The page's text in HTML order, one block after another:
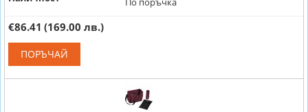
€86.41 (169.00 лв.)
ПОРЪЧАЙ